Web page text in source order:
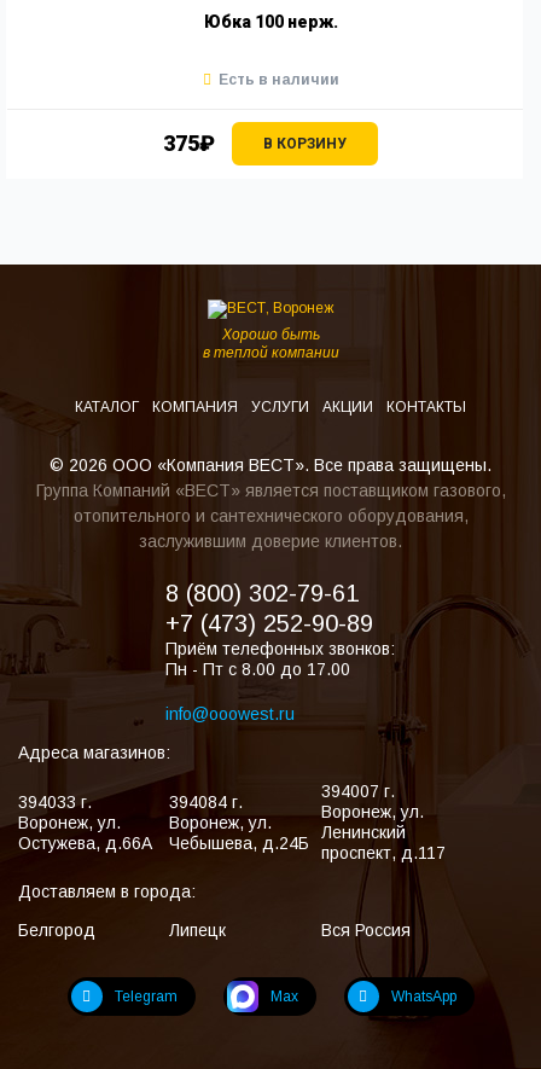
Юбка 100 нерж.
375₽ В КОРЗИНУ
Есть в наличии
Хорошо быть
в теплой компании
КАТАЛОГ КОМПАНИЯ УСЛУГИ АКЦИИ КОНТАКТЫ
© 2026 ООО «Компания ВЕСТ». Все права защищены.
Группа Компаний «ВЕСТ» является поставщиком газового,
отопительного и сантехнического оборудования,
заслужившим доверие клиентов.
8 (800) 302-79-61
+7 (473) 252-90-89
Приём телефонных звонков:
Пн - Пт с 8.00 до 17.00
info@ooowest.ru
Адреса магазинов:
394033 г.
Воронеж,ул.
Остужева, д.66А
394084 г.
Воронеж,ул.
Чебышева, д.24Б
394007 г.
Воронеж,ул.
Ленинский
проспект, д.117
Доставляем в города:
Белгород
Липецк Вся Россия
Telegram Max WhatsApp